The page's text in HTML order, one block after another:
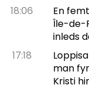
18:06
En
Île-de-
inleds
17:18
man
Kristi